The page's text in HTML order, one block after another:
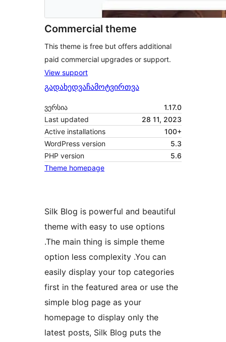
Commercial theme
This theme is free but offers additional
paid commercial upgrades or support.
View support
გადახედვაჩამოტვირთვა
ვერსია
1.17.0
Last updated
28 11, 2023
Active installations
100+
WordPress version
5.3
PHP version
5.6
Theme homepage
Silk Blog is powerful and beautiful
theme with easy to use options
.The main thing is simple theme
option less complexity .You can
easily display your top categories
first in the featured area or use the
simple blog page as your
homepage to display only the
latest posts, Silk Blog puts the